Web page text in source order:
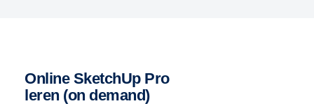
Online SketchUp Pro
leren (on demand)